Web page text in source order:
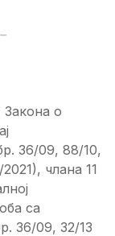
Закона о
36/09, 88/10,
члана 11
са
36/09, 32/13